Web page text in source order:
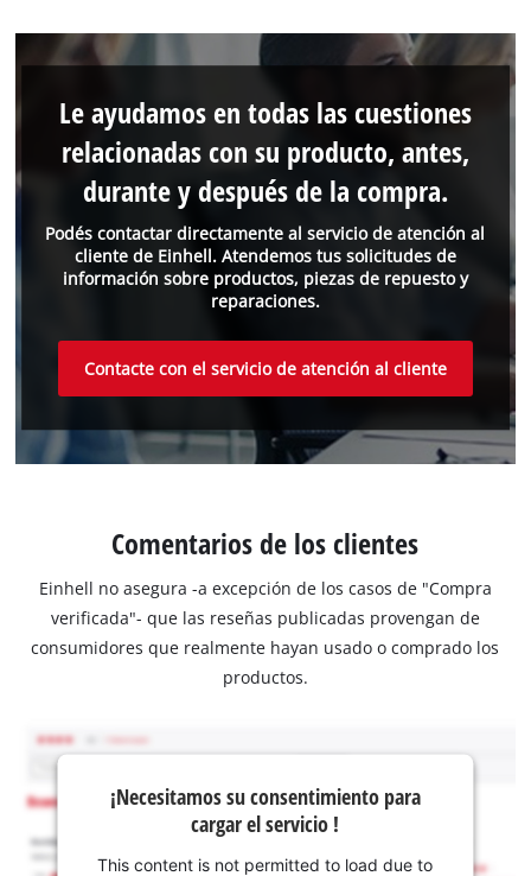
Podés contactar directamente al servicio de atención al
cliente de Einhell. Atendemos tus solicitudes de
información sobre productos, piezas de repuesto y
reparaciones.
Le ayudamos en todas las cuestiones
relacionadas con su producto, antes,
durante y después de la compra.
Contacte con el servicio de atención al cliente
Comentarios de los clientes
Einhell no asegura -a excepción de los casos de "Compra
verificada"- que las reseñas publicadas provengan de
consumidores que realmente hayan usado o comprado los
productos.
¡Necesitamos su consentimiento para
cargar el servicio !
This content is not permitted to load due to